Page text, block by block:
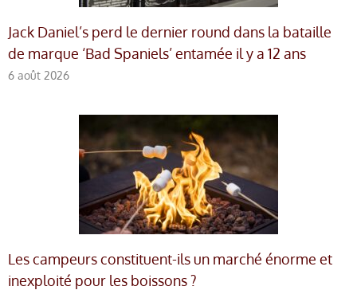
Jack Daniel’s perd le dernier round dans la bataille
de marque ‘Bad Spaniels’ entamée il y a 12 ans
6 août 2026
Les campeurs constituent-ils un marché énorme et
inexploité pour les boissons ?